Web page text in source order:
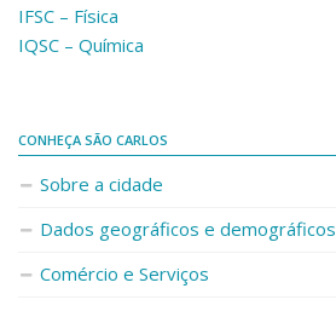
Ensino e Pesquisa
Sobre o Campus
Dirigentes
Notícias e Eventos
Informações para ingressantes
Fale Conosco
IFSC – Física
IQSC – Química
CONHEÇA SÃO CARLOS
Sobre a cidade
Dados geográficos e demográficos
Comércio e Serviços